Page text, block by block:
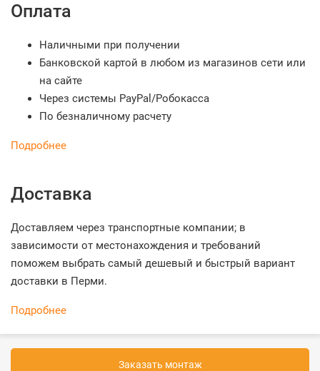
Оплата
Наличными при получении
Банковской картой в любом из магазинов сети или
на сайте
Через системы PayPal/Робокасса
По безналичному расчету
Подробнее
Доставка
Доставляем через транспортные компании; в
зависимости от местонахождения и требований
поможем выбрать самый дешевый и быстрый вариант
доставки в Перми.
Подробнее
Заказать монтаж